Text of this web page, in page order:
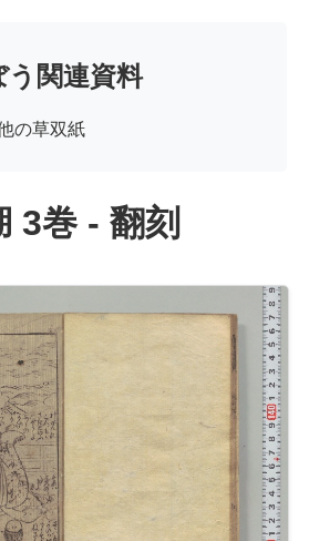
関連資料
の草双紙
3巻 - 翻刻